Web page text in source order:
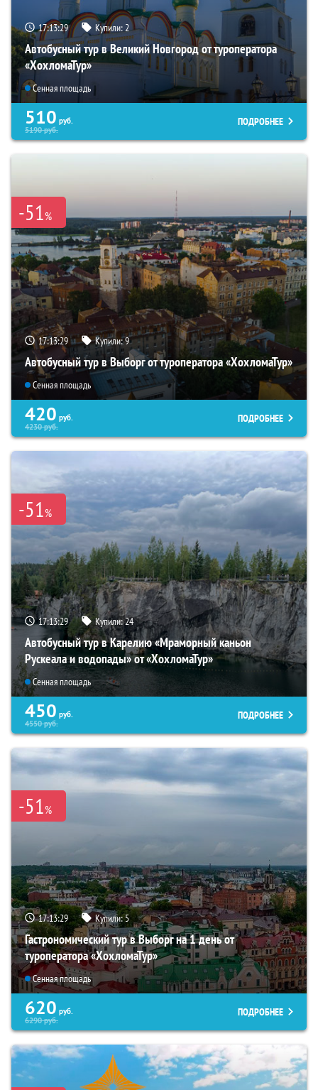
17:13:27 Купили:2
Автобусный тур в Великий Новгород от туроператора
«ХохломаТур»
Сенная площадь
510 руб.
5190руб.
ПОДРОБНЕЕ
-51%
17:13:27 Купили:9
Автобусный тур в Выборг от туроператора «ХохломаТур»
Сенная площадь
420 руб.
4230руб.
ПОДРОБНЕЕ
-51%
17:13:27 Купили:24
Автобусный тур в Карелию «Мраморный каньон
Рускеала и водопады» от «ХохломаТур»
Сенная площадь
450 руб.
4550руб.
ПОДРОБНЕЕ
-51%
17:13:27 Купили:5
Гастрономический тур в Выборг на 1 день от
туроператора «ХохломаТур»
Сенная площадь
620 руб.
6290руб.
ПОДРОБНЕЕ